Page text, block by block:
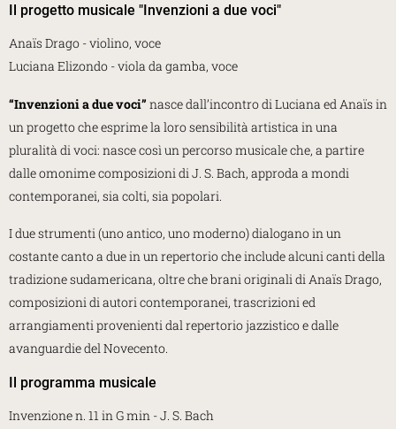
Il progetto musicale "Invenzioni a due voci"
Anaïs Drago - violino, voce
Luciana Elizondo - viola da gamba, voce
“Invenzioni a due voci” nasce dall’incontro di Luciana ed Anaïs in
un progetto che esprime la loro sensibilità artistica in una
pluralità di voci: nasce così un percorso musicale che, a partire
dalle omonime composizioni di J. S. Bach, approda a mondi
contemporanei, sia colti, sia popolari.
I due strumenti (uno antico, uno moderno) dialogano in un
costante canto a due in un repertorio che include alcuni canti della
tradizione sudamericana, oltre che brani originali di Anaïs Drago,
composizioni di autori contemporanei, trascrizioni ed
arrangiamenti provenienti dal repertorio jazzistico e dalle
avanguardie del Novecento.
Il programma musicale
Invenzione n. 11 in G min - J. S. Bach